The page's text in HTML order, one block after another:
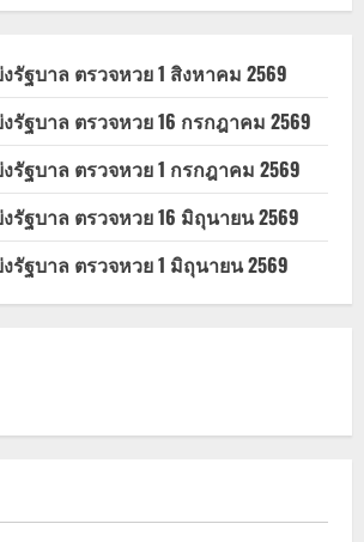
รัฐบาล ตรวจหวย 1 สิงหาคม 2569
รัฐบาล ตรวจหวย 16 กรกฎาคม 2569
รัฐบาล ตรวจหวย 1 กรกฎาคม 2569
รัฐบาล ตรวจหวย 16 มิถุนายน 2569
รัฐบาล ตรวจหวย 1 มิถุนายน 2569